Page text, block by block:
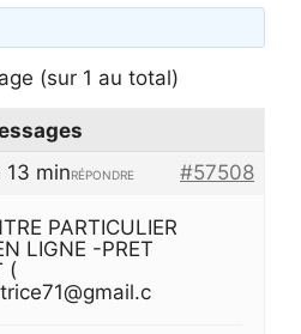
(sur 1 au total)
13 min
#57508
RÉPONDRE
PARTICULIER
LIGNE -PRET
(